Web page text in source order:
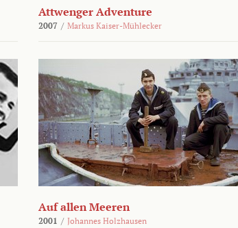
Attwenger Adventure
2007 / Markus Kaiser-Mühlecker
Auf allen Meeren
2001 / Johannes Holzhausen